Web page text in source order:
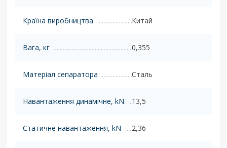
Країна виробництва Китай
Вага, кг 0,355
Матеріал сепаратора Сталь
Навантаження динамічне, kN 13,5
Статичне навантаження, kN 2,36